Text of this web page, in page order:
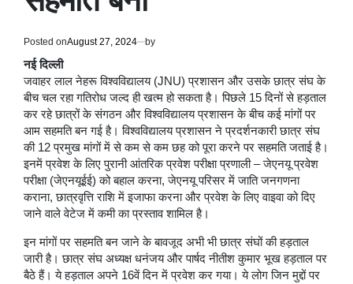
Posted onAugust 27, 2024 by
नई दिल्ली
जवाहर लाल नेहरू विश्वविद्यालय (JNU) प्रशासन और उसके छात्र संघ के
बीच चल रहा गतिरोध जल्द ही खत्म हो सकता है। पिछले 15 दिनों से हड़ताल
कर रहे छात्रों के संगठन और विश्वविद्यालय प्रशासन के बीच कई मांगों पर
आम सहमति बन गई है। विश्वविद्यालय प्रशासन ने प्रदर्शनकारी छात्र संघ
की 12 प्रमुख मांगों में से कम से कम छह को पूरा करने पर सहमति जताई है।
इनमें प्रवेश के लिए पुरानी आंतरिक प्रवेश परीक्षा प्रणाली – जेएनयू प्रवेश
परीक्षा (जेएनयूईई) को बहाल करना, जेएनयू परिसर में जाति जनगणना
कराना, छात्रवृत्ति राशि में इजाफा करना और प्रवेश के लिए वाइवा को दिए
जाने वाले वेटेज में कमी का प्रस्ताव शामिल है।
इन मांगों पर सहमति बन जाने के बावजूद अभी भी छात्र संघों की हड़ताल
जारी है। छात्र संघ अध्यक्ष धनंजय और पार्षद नीतीश कुमार भूख हड़ताल पर
बैठे हैं। ये हड़ताल अपने 16वें दिन में प्रवेश कर गया। ये लोग जिन मुद्दों पर